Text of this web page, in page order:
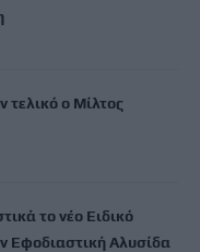
ο Μίλτος
το νέο Ειδικό
Εφοδιαστική Αλυσίδα